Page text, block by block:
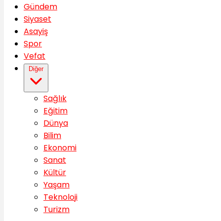
Gündem
Siyaset
Asayiş
Spor
Vefat
Diğer
Sağlık
Eğitim
Dünya
Bilim
Ekonomi
Sanat
Kültür
Yaşam
Teknoloji
Turizm